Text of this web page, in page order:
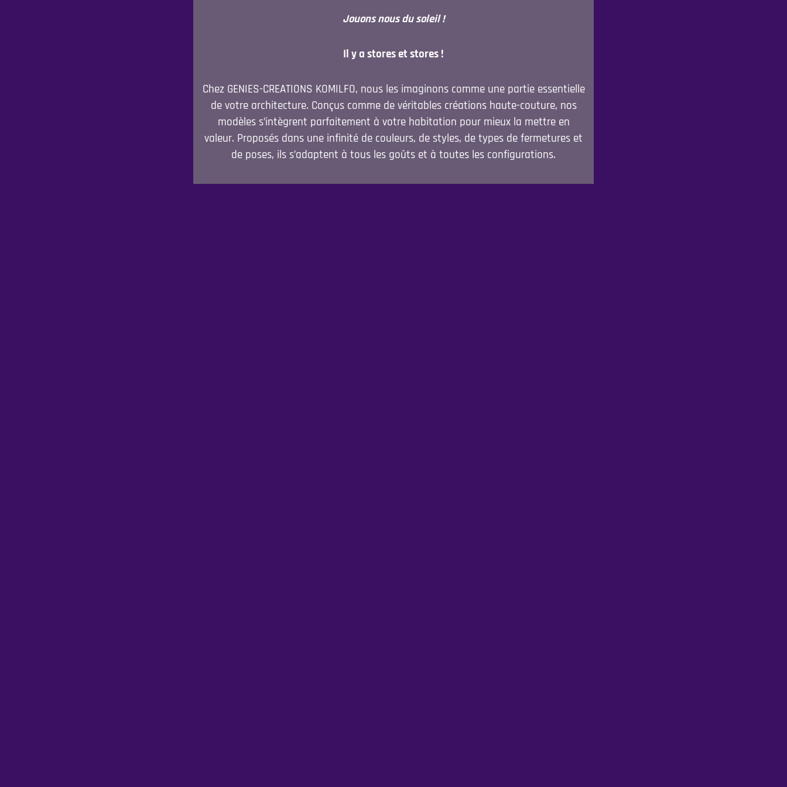
Jouons nous du soleil !
Il y a stores et stores !
Chez GENIES-CREATIONS KOMILFO, nous les imaginons comme une partie essentielle
de votre architecture. Conçus comme de véritables créations haute-couture, nos
modèles s’intègrent parfaitement à votre habitation pour mieux la mettre en
valeur. Proposés dans une infinité de couleurs, de styles, de types de fermetures et
de poses, ils s’adaptent à tous les goûts et à toutes les configurations.